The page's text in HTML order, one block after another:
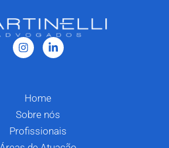
Home
Sobre nós
Profissionais